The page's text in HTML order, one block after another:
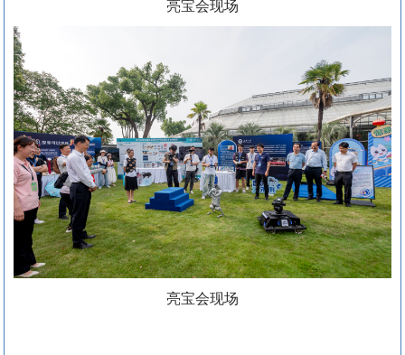
亮宝会现场
亮宝会现场